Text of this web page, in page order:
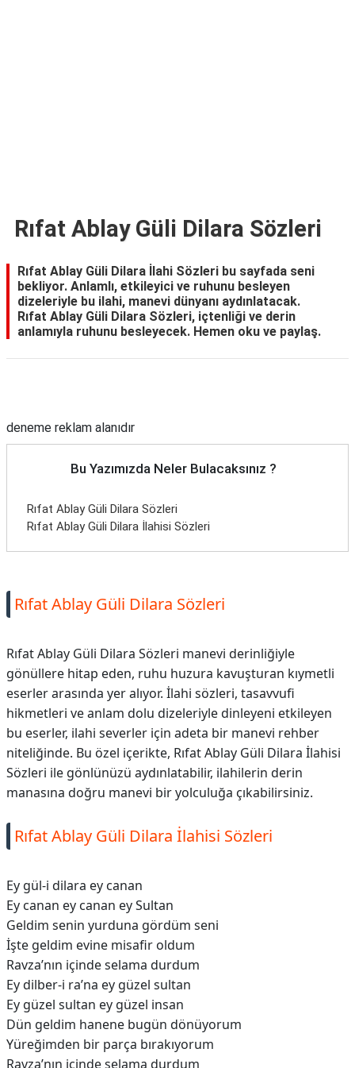
Rıfat Ablay Güli Dilara Sözleri
Rıfat Ablay Güli Dilara İlahi Sözleri bu sayfada seni
bekliyor. Anlamlı, etkileyici ve ruhunu besleyen
dizeleriyle bu ilahi, manevi dünyanı aydınlatacak.
Rıfat Ablay Güli Dilara Sözleri, içtenliği ve derin
anlamıyla ruhunu besleyecek. Hemen oku ve paylaş.
deneme reklam alanıdır
Bu Yazımızda Neler Bulacaksınız ?
Rıfat Ablay Güli Dilara Sözleri
Rıfat Ablay Güli Dilara İlahisi Sözleri
Rıfat Ablay Güli Dilara Sözleri
Rıfat Ablay Güli Dilara Sözleri manevi derinliğiyle
gönüllere hitap eden, ruhu huzura kavuşturan kıymetli
eserler arasında yer alıyor. İlahi sözleri, tasavvufi
hikmetleri ve anlam dolu dizeleriyle dinleyeni etkileyen
bu eserler, ilahi severler için adeta bir manevi rehber
niteliğinde. Bu özel içerikte, Rıfat Ablay Güli Dilara İlahisi
Sözleri ile gönlünüzü aydınlatabilir, ilahilerin derin
manasına doğru manevi bir yolculuğa çıkabilirsiniz.
Rıfat Ablay Güli Dilara İlahisi Sözleri
Ey gül-i dilara ey canan
Ey canan ey canan ey Sultan
Geldim senin yurduna gördüm seni
İşte geldim evine misafir oldum
Ravza’nın içinde selama durdum
Ey dilber-i ra’na ey güzel sultan
Ey güzel sultan ey güzel insan
Dün geldim hanene bugün dönüyorum
Yüreğimden bir parça bırakıyorum
Ravza’nın içinde selama durdum